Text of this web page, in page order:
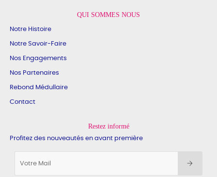
QUI SOMMES NOUS
Notre Histoire
Notre Savoir-Faire
Nos Engagements
Nos Partenaires
Rebond Médullaire
Contact
Restez informé
Profitez des nouveautés en avant première